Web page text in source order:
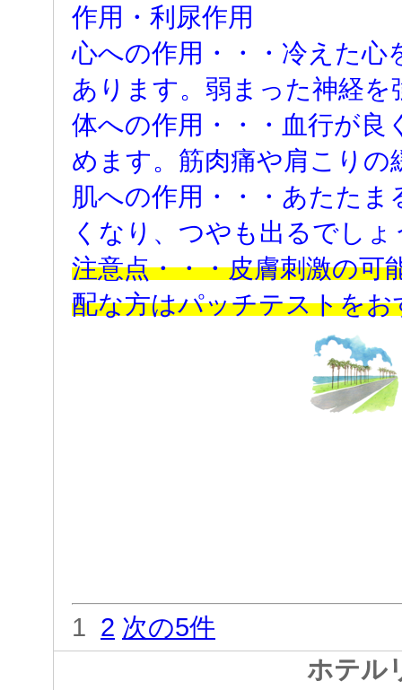
作用・利尿作用
心への作用・・・冷えた心
あります。弱まった神経を
体への作用・・・血行が良
めます。筋肉痛や肩こりの
肌への作用・・・あたた
くなり、つやも出るでしょ
注意点・・・皮膚刺激の可
配な方はパッチテストを
1 2 次の5件
ホテル